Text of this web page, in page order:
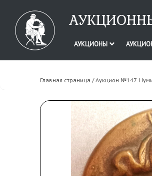
АУКЦИОНЫ
Главная страница /Аукцион №147.